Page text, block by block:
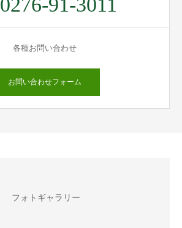
0276-91-3011
各種お問い合わせ
お問い合わせフォーム
フォトギャラリー